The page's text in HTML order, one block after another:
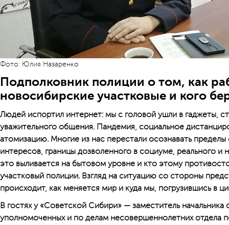
Фото: Юлия Назаренко
Подполковник полиции о том, как
новосибирские участковые и кого
Людей испортил интернет: мы с головой ушли в гаджеты,
уважительного общения. Пандемия, социальное
атомизацию. Многие из нас перестали осознавать
интересов, границы дозволенного в социуме, реального и
это выливается на бытовом уровне и кто этому
участковый полиции. Взгляд на ситуацию со стороны
происходит, как меняется мир и куда мы, погрузившись в
В гостях у «Советской Сибири» — заместитель начальника
уполномоченных и по делам несовершеннолетних отдела